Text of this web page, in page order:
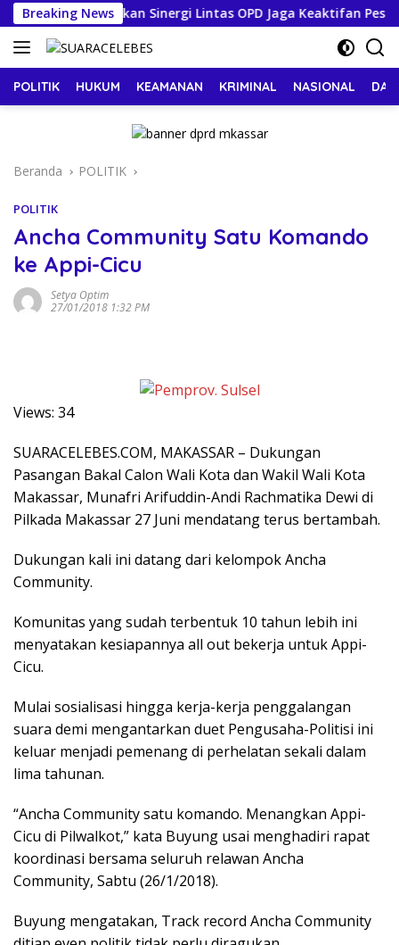
Langsung
ke
konten
Breaking News
Tekankan Sinergi Lintas OPD Jaga Keaktifan Peserta
POLITIK HUKUM KEAMANAN KRIMINAL NASIONAL
Beranda POLITIK
POLITIK
Ancha Community Satu Komando
ke Appi-Cicu
Setya Optim
27/01/2018 1:32 PM
Views: 34
SUARACELEBES.COM, MAKASSAR – Dukungan
Pasangan Bakal Calon Wali Kota dan Wakil Wali Kota
Makassar, Munafri Arifuddin-Andi Rachmatika Dewi di
Pilkada Makassar 27 Juni mendatang terus bertambah.
Dukungan kali ini datang dari kelompok Ancha
Community.
Komunitas yang sudah terbentuk 10 tahun lebih ini
menyatakan kesiapannya all out bekerja untuk Appi-
Cicu.
Mulai sosialisasi hingga kerja-kerja penggalangan
suara demi mengantarkan duet Pengusaha-Politisi ini
keluar menjadi pemenang di perhelatan sekali dalam
lima tahunan.
“Ancha Community satu komando. Menangkan Appi-
Cicu di Pilwalkot,” kata Buyung usai menghadiri rapat
koordinasi bersama seluruh relawan Ancha
Community, Sabtu (26/1/2018).
Buyung mengatakan, Track record Ancha Community